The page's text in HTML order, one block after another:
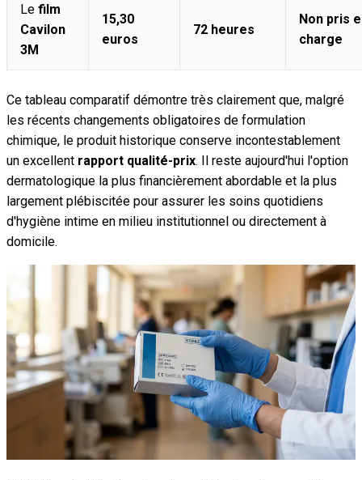
Le film
Cavilon
3M
15,30
euros
72 heures
Non pris
charge
Ce tableau comparatif démontre très clairement que, malgré
les récents changements obligatoires de formulation
chimique, le produit historique conserve incontestablement
un excellent rapport qualité-prix. Il reste aujourd'hui l'option
dermatologique la plus financièrement abordable et la plus
largement plébiscitée pour assurer les soins quotidiens
d'hygiène intime en milieu institutionnel ou directement à
domicile.